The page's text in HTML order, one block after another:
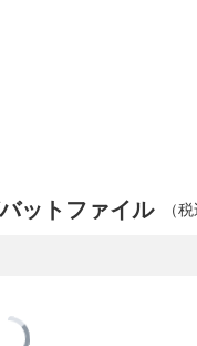
ットファイル （